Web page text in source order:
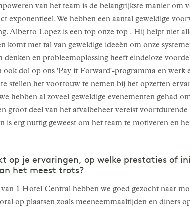
van het team is de belangrijkste manier om
exponentieel. We hebben een aantal geweldige
Alberto Lopez is een top onze top . Hij helpt niet
komt met tal van geweldige ideeën om onze
denken en probleemoplossing heeft eindeloze
ook dol op ons 'Pay it Forward'-programma en werk
te stellen het voortouw te nemen bij het opzetten
hebben al zoveel geweldige evenementen gehad
groot deel van het afvalbeheer vereist
is erg nuttig geweest om het team te motiveren en
op je ervaringen, op welke prestaties of
het meest trots?
1 Hotel Central hebben we goed gezocht naar
op plaatsen zoals meeneemmaaltijden en diners